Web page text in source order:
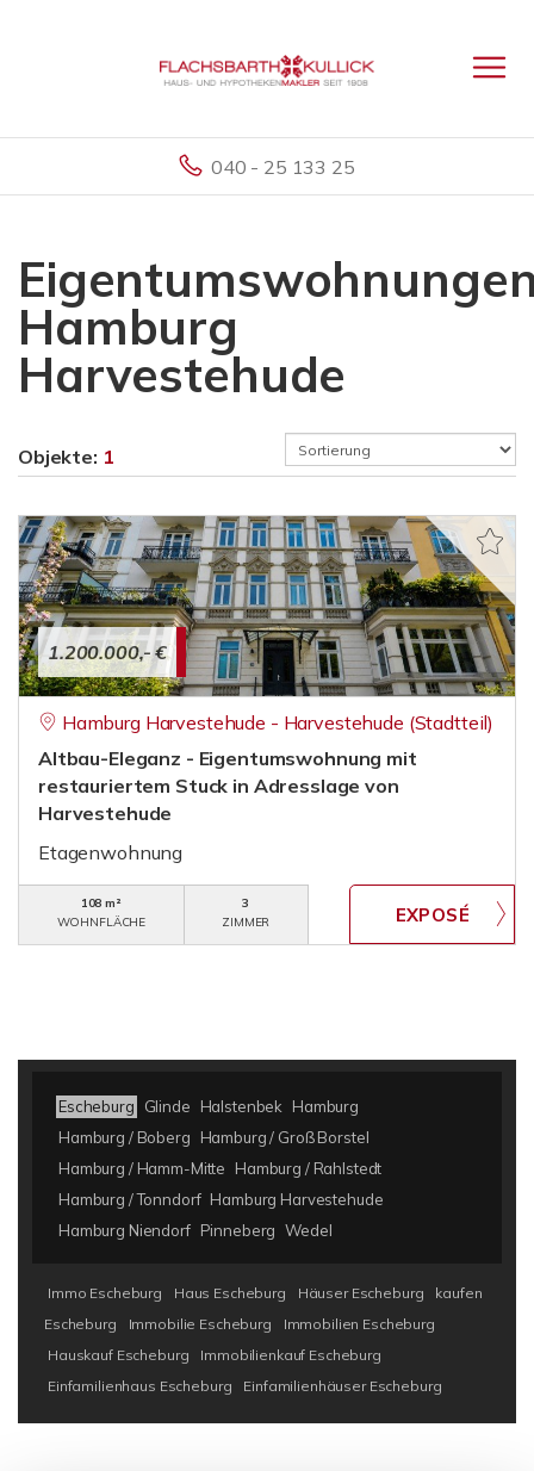
040 - 25 133 25
Hamburg
Harvestehude
Objekte: 1
1.200.000,- €
Hamburg Harvestehude - Harvestehude (Stadtteil)
Altbau-Eleganz - Eigentumswohnung mit
restauriertem Stuck in Adresslage von
Harvestehude
Etagenwohnung
108 m²
WOHNFLÄCHE
3
ZIMMER
Escheburg Glinde Halstenbek
Hamburg
Hamburg / Boberg
Hamburg / Groß Borstel
Hamburg / Hamm-Mitte
Hamburg / Rahlstedt
Hamburg / Tonndorf Hamburg Harvestehude
Hamburg Niendorf Pinneberg Wedel
Immo Escheburg Haus Escheburg Häuser Escheburg
kaufen
Escheburg
Immobilie Escheburg
Immobilien Escheburg
Hauskauf Escheburg
Immobilienkauf Escheburg
Einfamilienhaus Escheburg
Einfamilienhäuser Escheburg